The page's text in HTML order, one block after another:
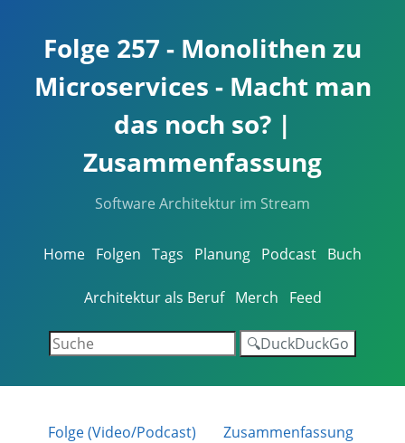
Folge 257 - Monolithen zu
Microservices - Macht man
das noch so? |
Zusammenfassung
Software Architektur im Stream
Home Folgen Tags Planung Podcast Buch
Architektur als Beruf Merch Feed
🔍DuckDuckGo
Folge (Video/Podcast)
Zusammenfassung